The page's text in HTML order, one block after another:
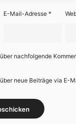
E-Mail-Adresse*
nachfolgende
neue Beiträge via E-